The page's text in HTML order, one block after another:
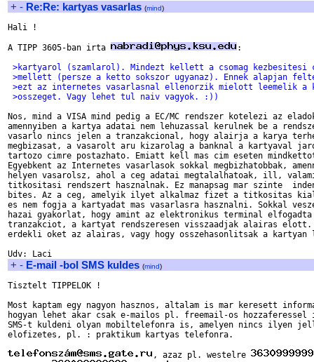
+ - Re:Re: kartyas vasarlas (mind)
Hali !
A TIPP 3605-ban irta
:
>kartyarol (szamlarol). Mindezt kellett a csomag kezbesitesi
>mellett (persze a ketto sokszor ugyanaz). Ennek alapjan
>ezt az internetes vasarlasnal ellenorzik mielott leemelik a
>osszeget. Vagy lehet tul naiv vagyok. :))
Nos, mind a VISA mind pedig a EC/MC rendszer kotelezi az
amennyiben a kartya adatai nem lehuzassal kerulnek be a
vasarlo nincs jelen a tranzakcional, hogy alairja a karya
megbizasat, a vasarolt aru kizarolag a banknal a kartyaval jaro
tartozo cimre postazhato. Emiatt kell mas cim eseten
Egyebkent az Internetes vasarlasok sokkal megbizhatobbak,
helyen vasarolsz, ahol a ceg adatai megtalalhatoak, ill,
titkositasi rendszert hasznalnak. Ez manapsag mar szinte
bites. Az a ceg, amelyik ilyet alkalmaz fizet a titkositas
es nem fogja a kartyadat mas vasarlasra hasznalni. Sokkal
hazai gyakorlat, hogy amint az elektronikus terminal elfogadta
tranzakciot, a kartyat rendszeresen visszaadjak alairas elott.
erdekli oket az alairas, vagy hogy osszehasonlitsak a kartyan
+ - E-mail -bol SMS kuldes (mind)
Tisztelt TIPPELOK !
Most kaptam egy nagyon hasznos, altalam is mar keresett
hogyan lehet akar csak e-mailos pl. freemail-os hozzaferessel
SMS-t kuldeni olyan mobiltelefonra is, amelyen nincs ilyen
elofizetes, pl. : praktikum kartyas telefonra.
, azaz pl. westelre